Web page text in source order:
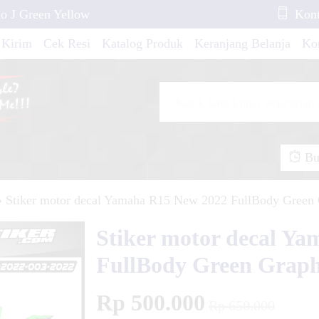
J Green Yellow
X 125 Dark Blue
TRACKER New
Kirim Cek Resi Katalog Produk Keranjang Belanja
Stiker motor decal Yamaha R15 New 2022 FullBody Green
Stiker motor decal
FullBody Green
Rp 500.000